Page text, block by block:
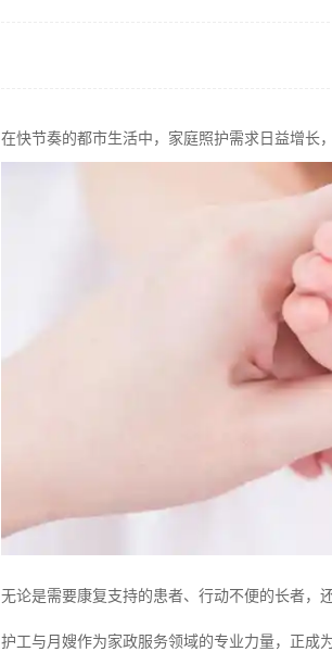
在快节奏的都市生活中，家庭照护需求日益增长
无论是需要康复支持的患者、行动不便的长者，
护工与月嫂作为家政服务领域的专业力量，正成